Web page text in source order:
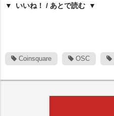
いいね！ / あとで読む
Coinsquare OSC